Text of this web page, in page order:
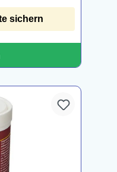
sichern